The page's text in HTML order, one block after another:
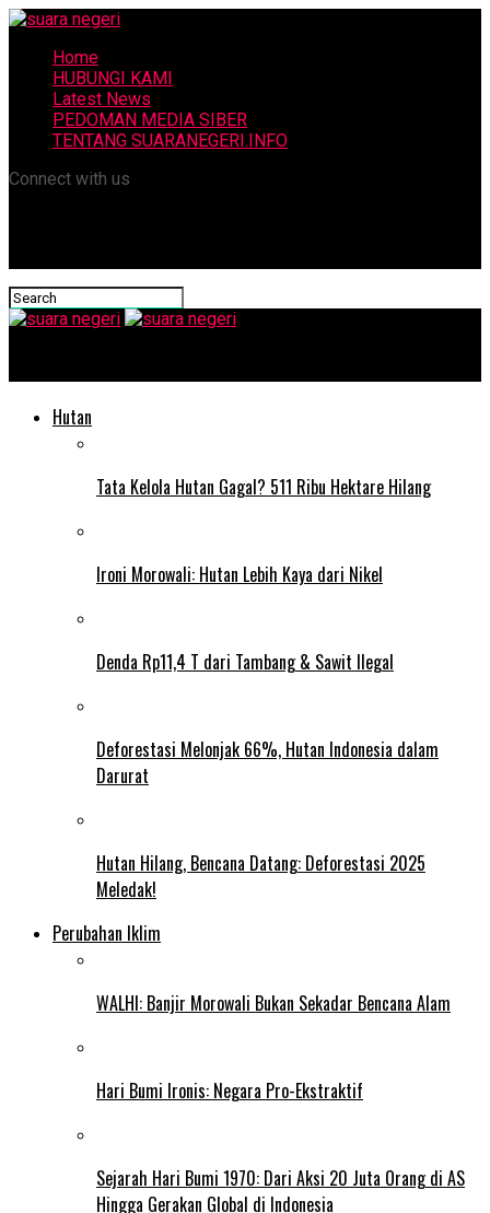
Home
HUBUNGI KAMI
Latest News
PEDOMAN MEDIA SIBER
TENTANG SUARANEGERI.INFO
Connect with us
Hutan
Tata Kelola Hutan Gagal? 511 Ribu Hektare Hilang
Ironi Morowali: Hutan Lebih Kaya dari Nikel
Denda Rp11,4 T dari Tambang & Sawit Ilegal
Deforestasi Melonjak 66%, Hutan Indonesia dalam
Darurat
Hutan Hilang, Bencana Datang: Deforestasi 2025
Meledak!
Perubahan Iklim
WALHI: Banjir Morowali Bukan Sekadar Bencana Alam
Hari Bumi Ironis: Negara Pro-Ekstraktif
Sejarah Hari Bumi 1970: Dari Aksi 20 Juta Orang di AS
Hingga Gerakan Global di Indonesia